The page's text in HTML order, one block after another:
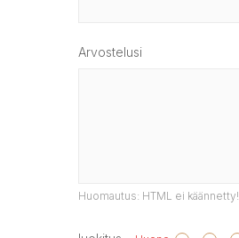
Arvostelusi
Huomautus: HTML ei käännetty!